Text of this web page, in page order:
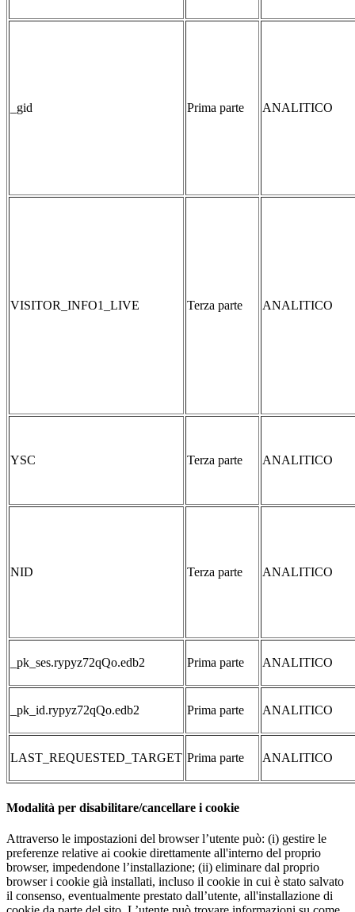
_gid Prima parte ANALITICO
VISITOR_INFO1_LIVE Terza parte ANALITICO
YSC Terza parte ANALITICO
NID Terza parte ANALITICO
_pk_ses.rypyz72qQo.edb2 Prima parte ANALITICO
_pk_id.rypyz72qQo.edb2 Prima parte ANALITICO
LAST_REQUESTED_TARGET Prima parte ANALITICO
Modalità per disabilitare/cancellare i cookie
Attraverso le impostazioni del browser l’utente può: (i) gestire le
preferenze relative ai cookie direttamente all'interno del proprio
browser, impedendone l’installazione; (ii) eliminare dal proprio
browser i cookie già installati, incluso il cookie in cui è stato salvato
il consenso, eventualmente prestato dall’utente, all'installazione di